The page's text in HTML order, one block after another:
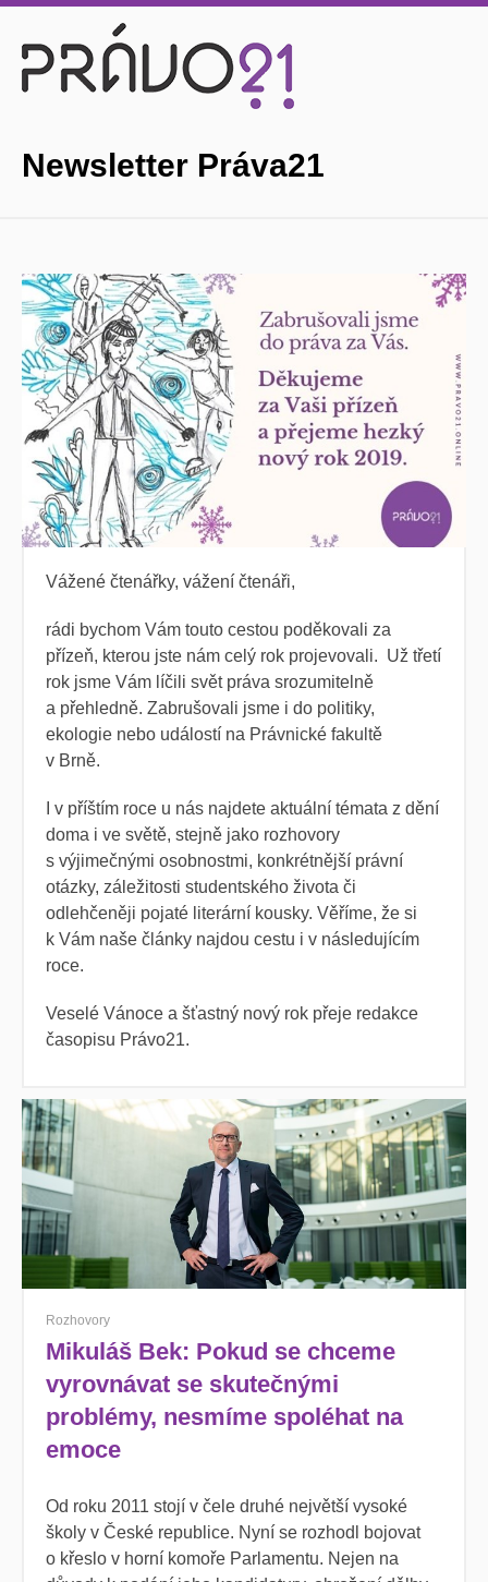
Newsletter Práva21
Vážené čtenářky, vážení čtenáři,
rádi bychom Vám touto cestou poděkovali za
přízeň, kterou jste nám celý rok projevovali. Už třetí
rok jsme Vám líčili svět práva srozumitelně
a přehledně. Zabrušovali jsme i do politiky,
ekologie nebo událostí na Právnické fakultě
v Brně.
I v příštím roce u nás najdete aktuální témata z dění
doma i ve světě, stejně jako rozhovory
s výjimečnými osobnostmi, konkrétnější právní
otázky, záležitosti studentského života či
odlehčeněji pojaté literární kousky. Věříme, že si
k Vám naše články najdou cestu i v následujícím
roce.
Veselé Vánoce a šťastný nový rok přeje redakce
časopisu Právo21.
Rozhovory
Mikuláš Bek: Pokud se chceme
vyrovnávat se skutečnými
problémy, nesmíme spoléhat na
emoce
Od roku 2011 stojí v čele druhé největší vysoké
školy v České republice. Nyní se rozhodl bojovat
o křeslo v horní komoře Parlamentu. Nejen na